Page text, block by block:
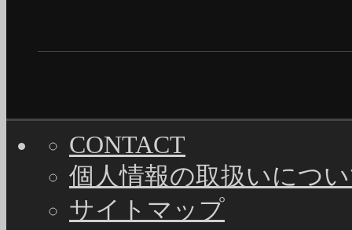
CONTACT
個人情報の取扱いにつ
サイトマップ